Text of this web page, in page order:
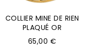
COLLIER MINE DE RIEN
PLAQUÉ OR
65,00 €